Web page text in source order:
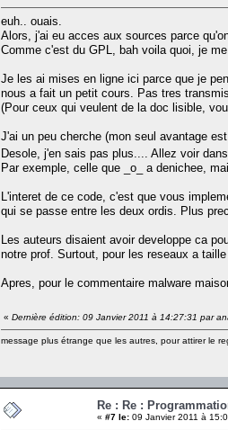
euh.. ouais.
Alors, j'ai eu acces aux sources parce
Comme c'est du GPL, bah voila quoi, je
Je les ai mises en ligne ici parce que je
nous a fait un petit cours. Pas tres
(Pour ceux qui veulent de la doc lisible,
J'ai un peu cherche (mon seul avantage
Desole, j'en sais pas plus.... Allez voir
Par exemple, celle que _o_ a denichee,
L'interet de ce code, c'est que vous
qui se passe entre les deux ordis. Plus
Les auteurs disaient avoir developpe ca
notre prof. Surtout, pour les reseaux a
Apres, pour le commentaire malware
« Dernière édition: 09 Janvier 2011 à 14:27:31 par
message plus étrange que les autres, pour attirer le
Re : Re :
« #7 le: 09 Janvier 2011 à